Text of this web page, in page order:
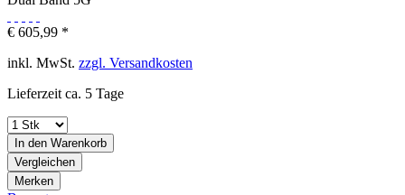
€ 605,99 *
inkl. MwSt. zzgl. Versandkosten
Lieferzeit ca. 5 Tage
In den Warenkorb
Vergleichen
Merken